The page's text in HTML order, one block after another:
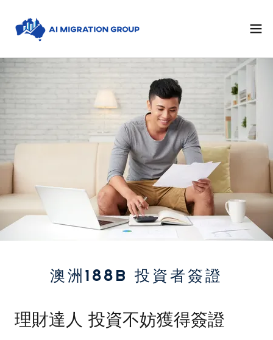
澳洲188B 投資者簽證
理財達人 投資不妨獲得簽證